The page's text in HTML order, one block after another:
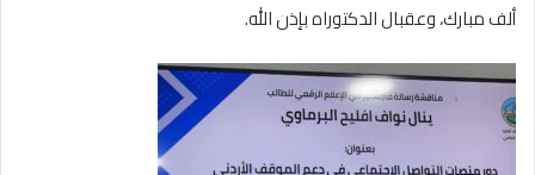
ألف مبارك، وعقبال الدكتوراه بإذن الله.